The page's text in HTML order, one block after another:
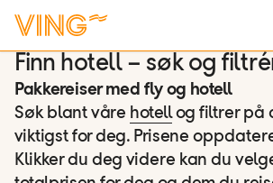
Finn hotell – søk og
Pakkereiser med fly og hotell
Søk blant våre hotellog filtrer på
viktigst for deg. Prisene
Klikker du deg videre kan du